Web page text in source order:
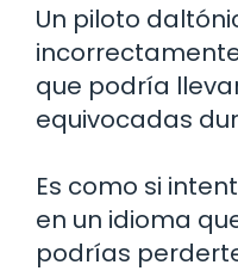
Un piloto
que podría
equivocadas
Es como si
en un idioma
podrías